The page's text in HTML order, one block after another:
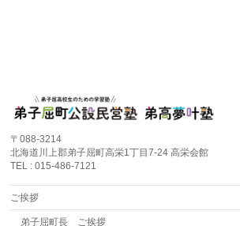
〒088-3214
北海道川上郡弟子屈町高栄1丁目7-24 高栄会館
TEL : 015-486-7121
ご挨拶
弟子屈町長 ご挨拶